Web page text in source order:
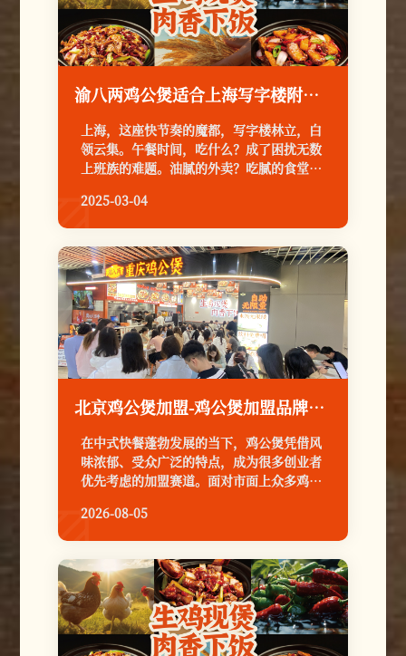
渝八两鸡公煲适合上海写字楼附近开店吗
上海，这座快节奏的魔都，写字楼林立，白
领云集。午餐时间，吃什么？成了困扰无数
上班族的难题。油腻的外卖？吃腻的食堂？
凭借其独特的麻辣鲜香和便捷的用餐体验，
正成为上海写字楼附近餐饮的新宠！
2025-03-04

北京鸡公煲加盟-鸡公煲加盟品牌排行-北京渝八两鸡公煲加盟怎么样
在中式快餐蓬勃发展的当下，鸡公煲凭借风
味浓郁、受众广泛的特点，成为很多创业者
优先考虑的加盟赛道。面对市面上众多鸡公
煲门店，选对靠谱连锁品牌尤为关键，渝八
两鸡公煲凭借差异化定位与成熟连锁体系，
成为北京地区颇具竞争力的加盟选择。
2026-08-05
